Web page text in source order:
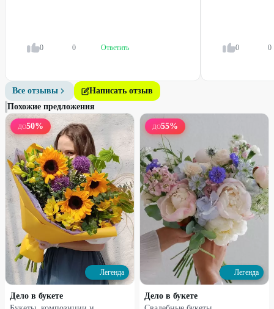
25%
Набирает высоту
Моно-букет из роз
3000 ₽
Набирает высоту
Сумочка с цветами
1260₽1680₽
25%
0 0 Ответить 0 0
Все отзывы
Написать отзыв
Похожие предложения
ДО50%
Легенда
Дело в букете
ДО55%
Легенда
Дело в букете